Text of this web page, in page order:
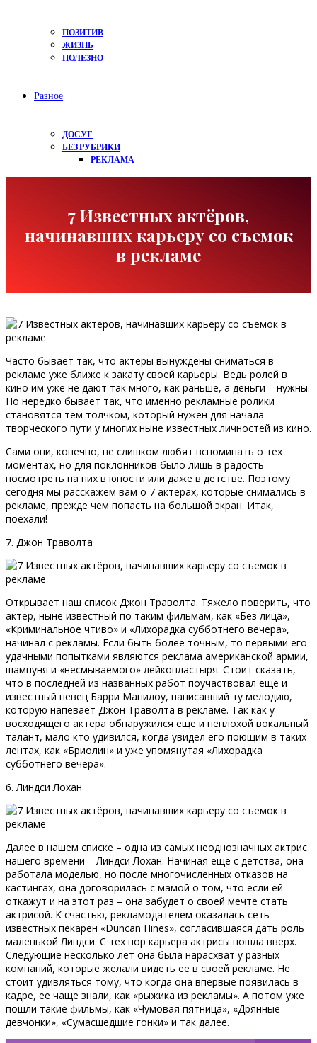
ПОЗИТИВ
ЖИЗНЬ
ПОЛЕЗНО
Разное
ДОСУГ
БЕЗ РУБРИКИ
РЕКЛАМА
7 Известных актёров,
начинавших карьеру со съемок
в рекламе
Часто бывает так, что актеры вынуждены сниматься в
рекламе уже ближе к закату своей карьеры. Ведь ролей в
кино им уже не дают так много, как раньше, а деньги – нужны.
Но нередко бывает так, что именно рекламные ролики
становятся тем толчком, который нужен для начала
творческого пути у многих ныне известных личностей из кино.
Сами они, конечно, не слишком любят вспоминать о тех
моментах, но для поклонников было лишь в радость
посмотреть на них в юности или даже в детстве. Поэтому
сегодня мы расскажем вам о 7 актерах, которые снимались в
рекламе, прежде чем попасть на большой экран. Итак,
поехали!
7. Джон Траволта
Открывает наш список Джон Траволта. Тяжело поверить, что
актер, ныне известный по таким фильмам, как «Без лица»,
«Криминальное чтиво» и «Лихорадка субботнего вечера»,
начинал с рекламы. Если быть более точным, то первыми его
удачными попытками являются реклама американской армии,
шампуня и «несмываемого» лейкопластыря. Стоит сказать,
что в последней из названных работ поучаствовал еще и
известный певец Барри Манилоу, написавший ту мелодию,
которую напевает Джон Траволта в рекламе. Так как у
восходящего актера обнаружился еще и неплохой вокальный
талант, мало кто удивился, когда увидел его поющим в таких
лентах, как «Бриолин» и уже упомянутая «Лихорадка
субботнего вечера».
6. Линдси Лохан
Далее в нашем списке – одна из самых неоднозначных актрис
нашего времени – Линдси Лохан. Начиная еще с детства, она
работала моделью, но после многочисленных отказов на
кастингах, она договорилась с мамой о том, что если ей
откажут и на этот раз – она забудет о своей мечте стать
актрисой. К счастью, рекламодателем оказалась сеть
известных пекарен «Duncan Hines», согласившаяся дать роль
маленькой Линдси. С тех пор карьера актрисы пошла вверх.
Следующие несколько лет она была нарасхват у разных
компаний, которые желали видеть ее в своей рекламе. Не
стоит удивляться тому, что когда она впервые появилась в
кадре, ее чаще знали, как «рыжика из рекламы». А потом уже
пошли такие фильмы, как «Чумовая пятница», «Дрянные
девчонки», «Сумасшедшие гонки» и так далее.